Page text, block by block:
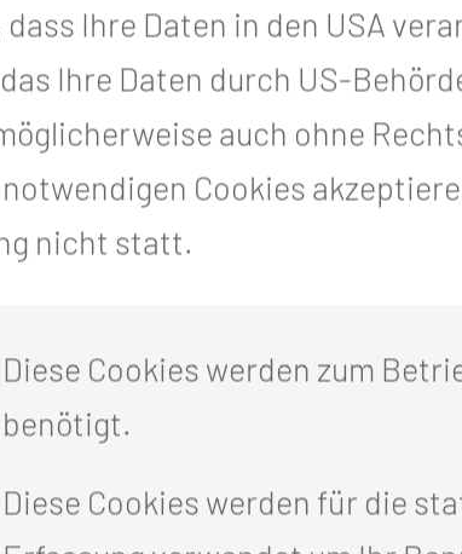
Ängsten rund um das
Zeit danach:
dass Ihre Daten in den USA
Ihre Daten durch US-
auch ohne
Cookies
nicht statt.
Diese Cookies werden zum
benötigt.
Diese Cookies werden für die